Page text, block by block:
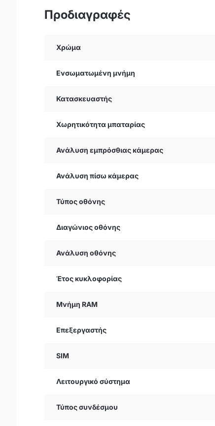
Προδιαγραφές
Χρώμα
Ενσωματωμένη μνήμη
Κατασκευαστής
Χωρητικότητα μπαταρίας
Ανάλυση εμπρόσθιας κάμερας
Ανάλυση πίσω κάμερας
Τύπος οθόνης
Διαγώνιος οθόνης
Ανάλυση οθόνης
Έτος κυκλοφορίας
Μνήμη RAM
Επεξεργαστής
SIM
Λειτουργικό σύστημα
Τύπος συνδέσμου